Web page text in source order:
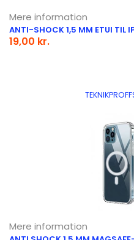
Mere information
ANTI-SHOCK 1,5 MM ETUI TIL
19,00 kr.
Mere information